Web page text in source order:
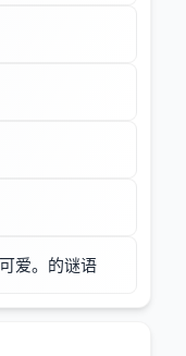
爱。的谜语